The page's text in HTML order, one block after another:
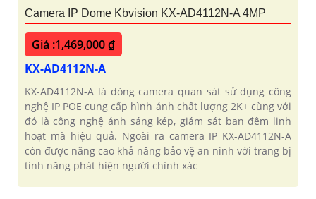
Camera IP Dome Kbvision KX-AD4112N-A 4MP
Giá :1,469,000 ₫
KX-AD4112N-A
KX-AD4112N-A là dòng camera quan sát sử dụng công
nghệ IP POE cung cấp hình ảnh chất lượng 2K+ cùng với
đó là công nghệ ánh sáng kép, giám sát ban đêm linh
hoạt mà hiệu quả. Ngoài ra camera IP KX-AD4112N-A
còn được nâng cao khả năng bảo vệ an ninh với trang bị
tính năng phát hiện người chính xác